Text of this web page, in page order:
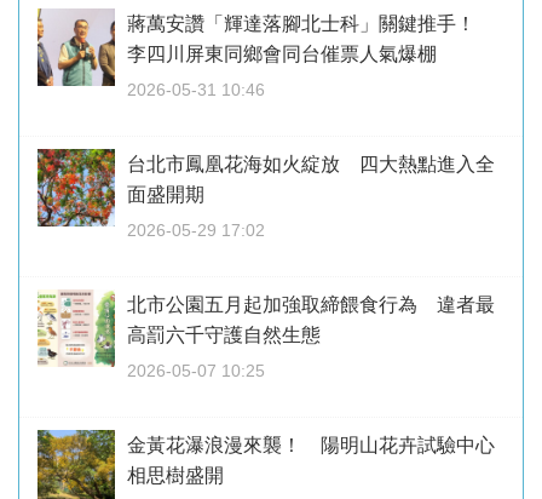
蔣萬安讚「輝達落腳北士科」關鍵推手！
李四川屏東同鄉會同台催票人氣爆棚
2026-05-31 10:46
台北市鳳凰花海如火綻放 四大熱點進入全
面盛開期
2026-05-29 17:02
北市公園五月起加強取締餵食行為 違者最
高罰六千守護自然生態
2026-05-07 10:25
金黃花瀑浪漫來襲！ 陽明山花卉試驗中心
相思樹盛開